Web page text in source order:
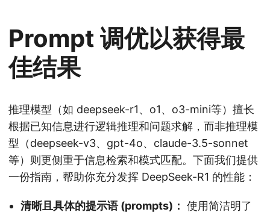
Prompt 调优以获得最
佳结果
推理模型（如 deepseek-r1、o1、o3-mini等）擅长
根据已知信息进行逻辑推理和问题求解，而非推理模
型（deepseek-v3、gpt-4o、claude-3.5-sonnet
等）则更侧重于信息检索和模式匹配。下面我们提供
一份指南，帮助你充分发挥 DeepSeek-R1 的性能：
清晰且具体的提示语 (prompts)： 使用简洁明了